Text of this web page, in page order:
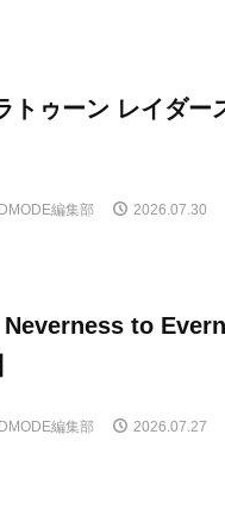
トゥーン レイダ
編集部 2026.07.30
Neverness to
編集部 2026.07.27